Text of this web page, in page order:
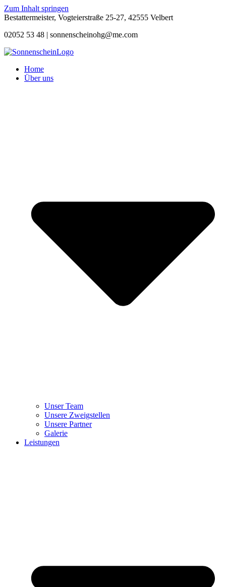
Zum Inhalt springen
Bestattermeister, Vogteierstraße 25-27, 42555 Velbert
02052 53 48 | sonnenscheinohg@me.com
Home
Über uns
Unser Team
Unsere Zweigstellen
Unsere Partner
Galerie
Leistungen